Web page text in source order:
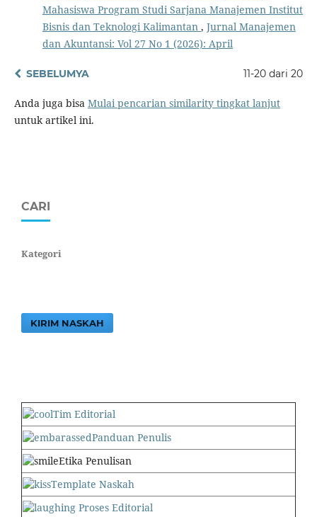
Mahasiswa Program Studi Sarjana Manajemen Institut
Bisnis dan Teknologi Kalimantan , Jurnal Manajemen
dan Akuntansi: Vol 27 No 1 (2026): April
SEBELUMYA 11-20 dari 20
Anda juga bisa Mulai pencarian similarity tingkat lanjut
untuk artikel ini.
CARI
Kategori
KIRIM NASKAH
Tim Editorial
Panduan Penulis
Etika Penulisan
Template Naskah
Proses Editorial